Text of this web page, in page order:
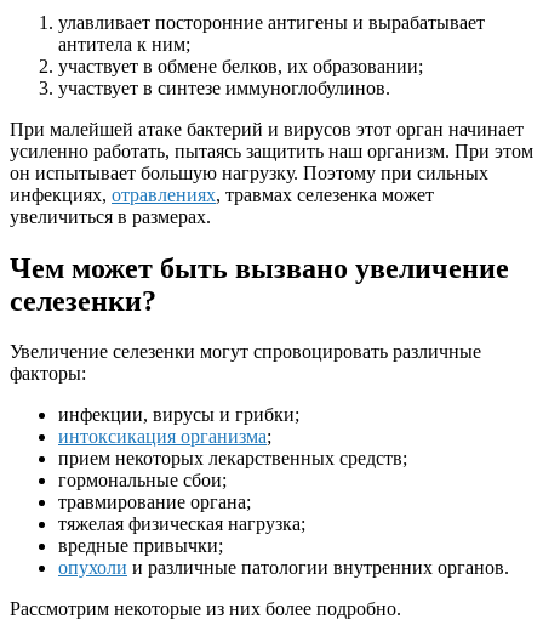
улавливает посторонние антигены и вырабатывает
антитела к ним;
участвует в обмене белков, их образовании;
участвует в синтезе иммуноглобулинов.
При малейшей атаке бактерий и вирусов этот орган начинает
усиленно работать, пытаясь защитить наш организм. При этом
он испытывает большую нагрузку. Поэтому при сильных
инфекциях, отравлениях, травмах селезенка может
увеличиться в размерах.
Чем может быть вызвано увеличение
селезенки?
Увеличение селезенки могут спровоцировать различные
факторы:
инфекции, вирусы и грибки;
интоксикация организма;
прием некоторых лекарственных средств;
гормональные сбои;
травмирование органа;
тяжелая физическая нагрузка;
вредные привычки;
опухоли и различные патологии внутренних органов.
Рассмотрим некоторые из них более подробно.